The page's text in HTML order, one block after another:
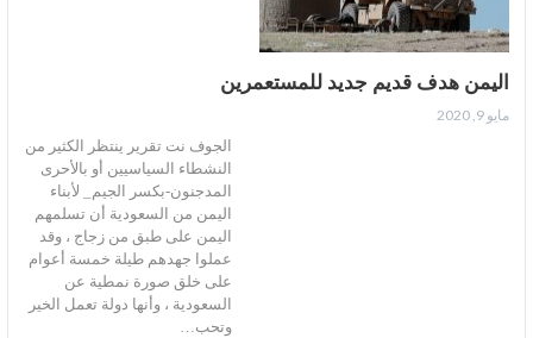
اليمن هدف قديم جديد للمستعمرين
مايو 9, 2020
الجوف نت تقرير ينتظر الكثير من
النشطاء السياسيين أو بالأحری
المدجنون-بكسر الجيم_ لأبناء
اليمن من السعودية أن تسلمهم
اليمن علی طبق من زجاج ، وقد
عملوا جهدهم طيلة خمسة أعوام
علی خلق صورة نمطية عن
السعودية ، وأنها دولة تعمل الخير
وتحب…